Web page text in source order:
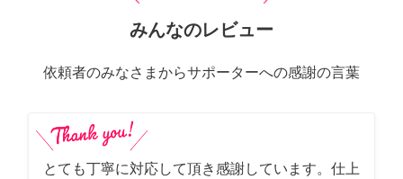
みんなのレビュー
依頼者のみなさまからサポーターへの感謝の言葉
とても丁寧に対応して頂き感謝しています。仕上